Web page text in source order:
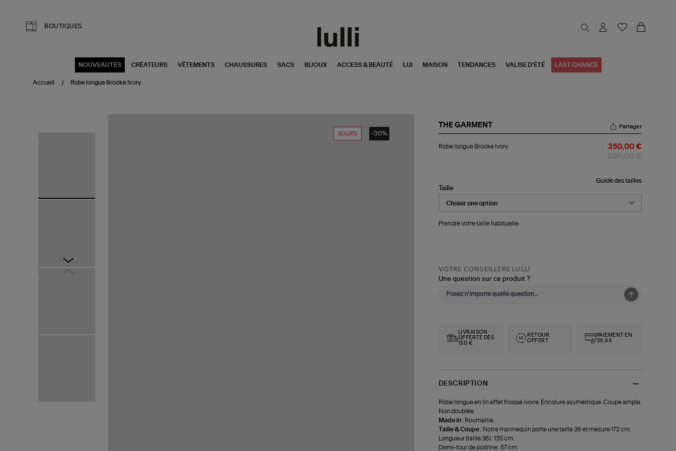
BOUTIQUES
NOUVEAUTÉS CRÉATEURS VÊTEMENTS CHAUSSURES SACS BIJOUX ACCESS & BEAUTÉ LUI MAISON TENDANCES VALISE D'ÉTÉ LAST CHANCE
Accueil Robe longue Brooke Ivory
SOLDES -30%
THE GARMENT
longue
Partager
Robe longue Brooke Ivory 350,00 €
Guide des tailles
Taille
Prendre votre taille habituelle.
VOTRE CONSEILLÈRE LULLI
Une question sur ce produit ?
LIVRAISON
OFFERTE DÈS
150 €
RETOUR
OFFERT
PAIEMENT EN
3X,4X
DESCRIPTION
Robe longue en lin effet froissé ivoire. Encolure asymétrique. Coupe ample.
Non doublée.
Made in : Roumanie.
Taille & Coupe : Notre mannequin porte une taille 36 et mesure 172 cm.
Longueur (taille 36) : 135 cm.
Demi-tour de poitrine : 57 cm.